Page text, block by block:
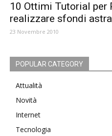
10 Ottimi Tutorial per
realizzare sfondi
23 Novembre 2010
POPULAR CATEGORY
Attualità
Novità
Internet
Tecnologia